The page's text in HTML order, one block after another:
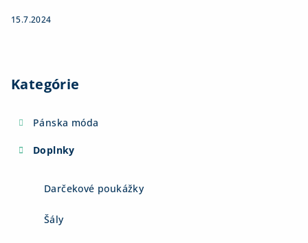
15.7.2024
Kategórie
Pánska móda
Doplnky
Darčekové poukážky
Šály